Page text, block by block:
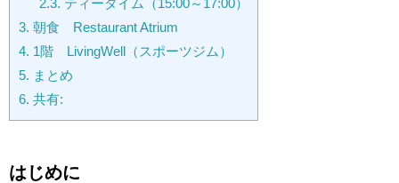
2.3. ティータイム（15:00～17:00）
3. 朝食 Restaurant Atrium
4. 1階 LivingWell（スポーツジム）
5. まとめ
6. 共有:
はじめに